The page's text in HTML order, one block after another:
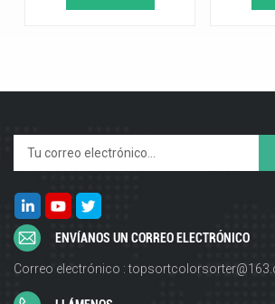
ENVÍANOS UN CORREO ELECTRÓNICO
Correo electrónico :